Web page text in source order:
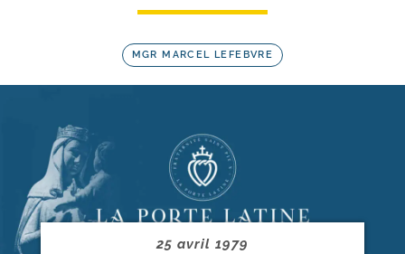
MGR MARCEL LEFEBVRE
25 avril 1979